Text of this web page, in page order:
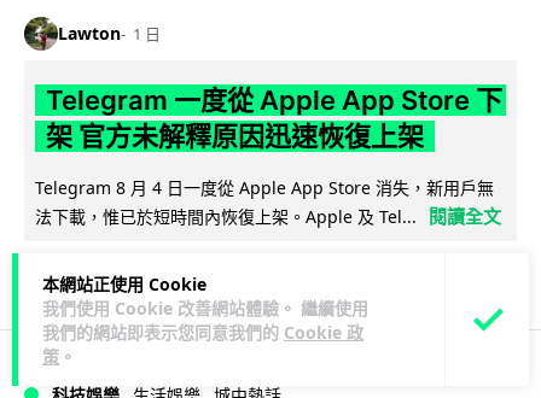
本網站正使用 Cookie
我們使用 Cookie 改善網站體驗。 繼續使用
我們的網站即表示您同意我們的 Cookie 政
策 。
Lawton 1 日
Telegram 一度從 Apple App Store 下
架 官方未解釋原因迅速恢復上架
Telegram 8 月 4 日一度從 Apple App Store 消失，新用戶無
法下載，惟已於短時間內恢復上架。Apple 及 Tel...
閱讀全文
80 3